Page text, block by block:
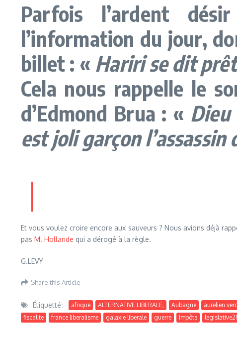
Parfois l’ardent
l’information du jour,
billet : « Hariri se dit
Cela nous rappelle le
d’Edmond Brua : «
est joli garçon l’assassin
Et vous voulez croire encore aux sauveurs ? Nous avions déjà
pas M. Hollande qui a dérogé à la règle.
G.LEVY
Share this Article
Étiquetté : afrique ALTERNATIVE LIBERALE, Aubagne aurelien
fiscalite
france liberalisme galaxie liberale guerre Impôts